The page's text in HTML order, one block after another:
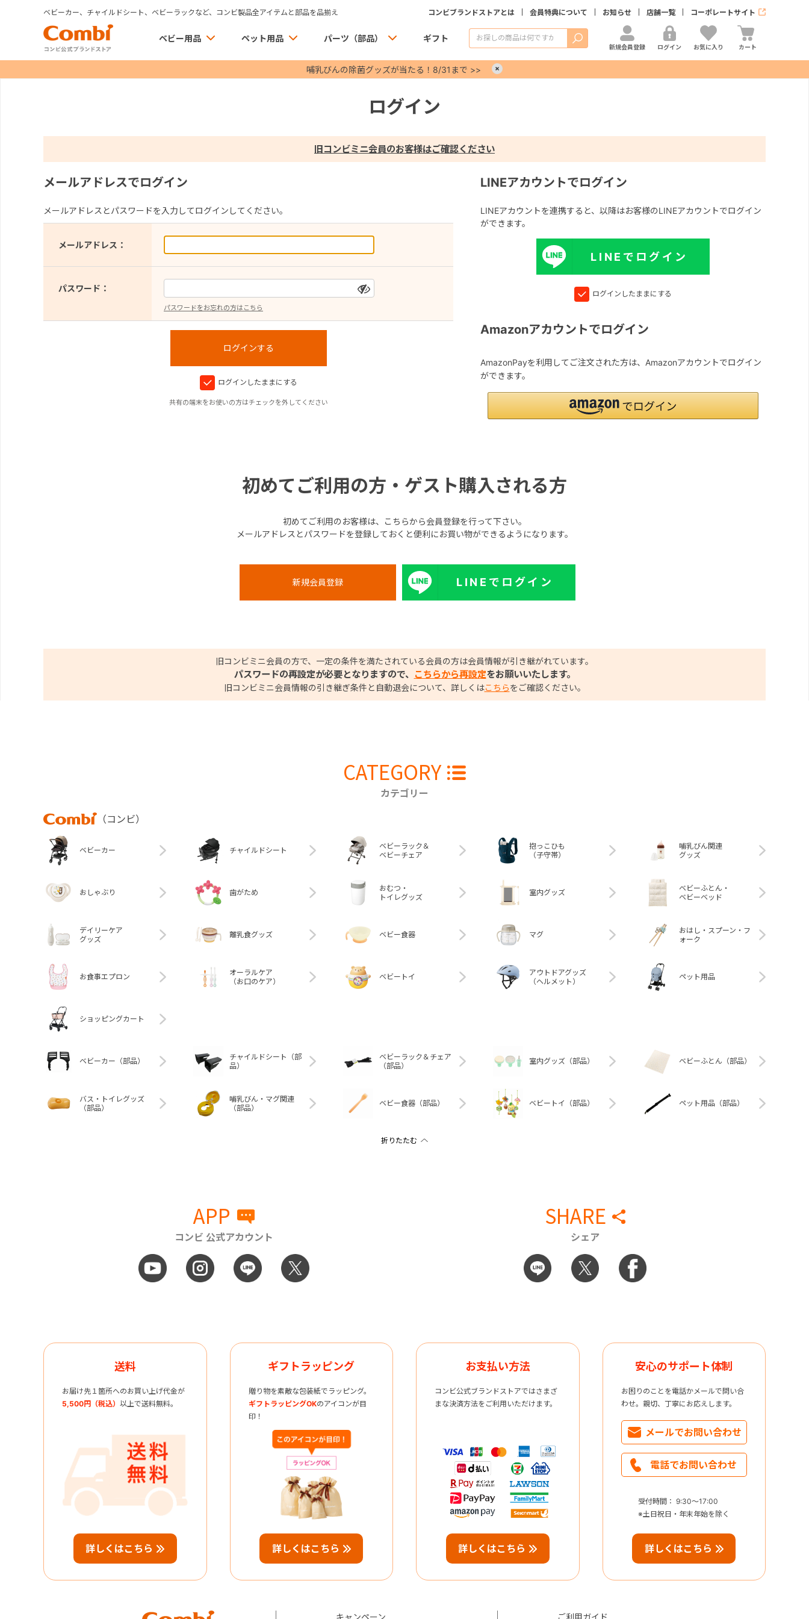
ベビーカー、チャイルドシート、ベビーラックなど、コンビ製品全アイテムと部品を品揃え コンビブランドストアとは 会員特典について お知らせ 店舗一覧 コーポレートサイト
ベビー用品 ペット用品 パーツ（部品） ギフト 検索
新規会員登録 ログイン お気に入り カート
哺乳びんの除菌グッズが当たる！8/31まで >>
ログイン
旧コンビミニ会員のお客様はご確認ください
メールアドレスでログイン
メールアドレスとパスワードを入力してログインしてください。
メールアドレス：
パスワード：
パスワードをお忘れの方はこちら
ログインしたままにする
共有の端末をお使いの方はチェックを外してください
LINEアカウントでログイン
LINEアカウントを連携すると、以降はお客様のLINEアカウントでログイン
ができます。
LINEでログイン
ログインしたままにする
Amazonアカウントでログイン
AmazonPayを利用してご注文された方は、Amazonアカウントでログイン
ができます。
初めてご利用の方・ゲスト購入される方
初めてご利用のお客様は、こちらから会員登録を行って下さい。
メールアドレスとパスワードを登録しておくと便利にお買い物ができるようになります。
LINEでログイン
旧コンビミニ会員の方で、一定の条件を満たされている会員の方は会員情報が引き継がれています。
パスワードの再設定が必要となりますので、 こちらから再設定をお願いいたします。
旧コンビミニ会員情報の引き継ぎ条件と自動退会について、詳しくはこちらをご確認ください。
CATEGORY
カテゴリー
Combi
（コンビ）
ベビーカー チャイルドシート
ベビーラック＆
ベビーチェア
抱っこひも
（子守帯）
哺乳びん関連
グッズ
おしゃぶり 歯がため
おむつ・
トイレグッズ
室内グッズ
ベビーふとん・
ベビーベッド
デイリーケア
グッズ
離乳食グッズ ベビー食器 マグ
おはし・スプーン・フ
ォーク
お食事エプロン
オーラルケア
（お口のケア）
ベビートイ
アウトドアグッズ
（ヘルメット）
ペット用品
ショッピングカート
ベビーカー（部品）
チャイルドシート（部
品）
ベビーラック＆チェア
（部品）
室内グッズ（部品） ベビーふとん（部品）
バス・トイレグッズ
（部品）
哺乳びん・マグ関連
（部品）
ベビー食器（部品） ベビートイ（部品） ペット用品（部品）
APP
コンビ 公式アカウント
SHARE
シェア
送料
お届け先１箇所へのお買い上げ代金が
5,500円（税込） 以上で送料無料。
詳しくはこちら
ギフトラッピング
贈り物を素敵な包装紙でラッピング。
ギフトラッピングOKのアイコンが目
印！
詳しくはこちら
お支払い方法
コンビ公式ブランドストアではさまざ
まな決済方法をご利用いただけます。
詳しくはこちら
安心のサポート体制
お困りのことを電話かメールで問い合
わせ。親切、丁寧にお応えします。
メールでお問い合わせ
電話でお問い合わせ
受付時間： 9:30～17:00
※土日祝日・年末年始を除く
詳しくはこちら
Combi キャンペーン ご利用ガイド